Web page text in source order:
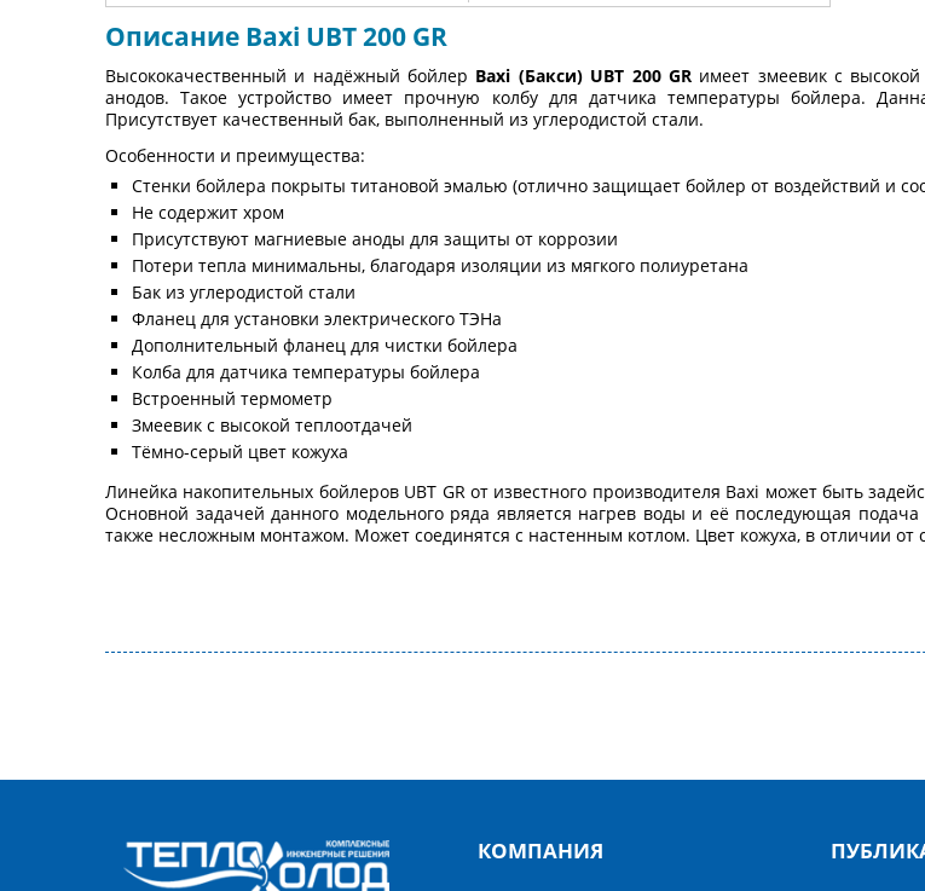
Описание Baxi UBT 200 GR
Высококачественный и надёжный бойлер Baxi (Бакси) UBT 200 GR имеет змеевик с
анодов. Такое устройство имеет прочную колбу для датчика температуры бойлера.
Присутствует качественный бак, выполненный из углеродистой стали.
Особенности и преимущества:
Стенки бойлера покрыты титановой эмалью (отлично защищает бойлер от воздействий и
Не содержит хром
Присутствуют магниевые аноды для защиты от коррозии
Потери тепла минимальны, благодаря изоляции из мягкого полиуретана
Бак из углеродистой стали
Фланец для установки электрического ТЭНа
Дополнительный фланец для чистки бойлера
Колба для датчика температуры бойлера
Встроенный термометр
Змеевик с высокой теплоотдачей
Тёмно-серый цвет кожуха
Линейка накопительных бойлеров UBT GR от известного производителя Baxi может быть
Основной задачей данного модельного ряда является нагрев воды и её последующая
также несложным монтажом. Может соединятся с настенным котлом. Цвет кожуха, в отличии от
КОМПАНИЯ